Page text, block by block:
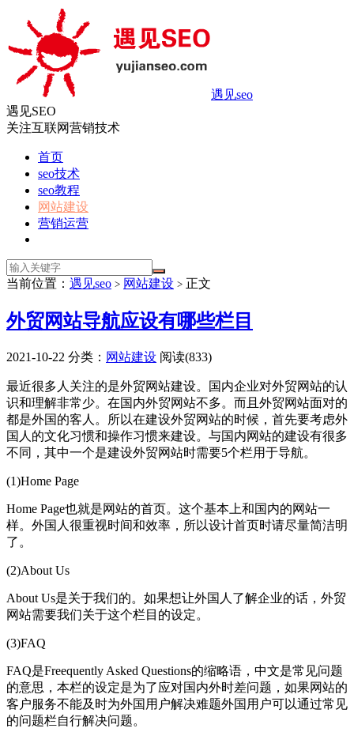
遇见seo
遇见SEO
关注互联网营销技术
首页
seo技术
seo教程
网站建设
营销运营
当前位置： 遇见seo > 网站建设 > 正文
外贸网站导航应设有哪些栏目
2021-10-22 分类： 网站建设 阅读(833)
最近很多人关注的是外贸网站建设。国内企业对外贸网站的认
识和理解非常少。在国内外贸网站不多。而且外贸网站面对的
都是外国的客人。所以在建设外贸网站的时候，首先要考虑外
国人的文化习惯和操作习惯来建设。与国内网站的建设有很多
不同，其中一个是建设外贸网站时需要5个栏用于导航。
(1)Home Page
Home Page也就是网站的首页。这个基本上和国内的网站一
样。外国人很重视时间和效率，所以设计首页时请尽量简洁明
了。
(2)About Us
About Us是关于我们的。如果想让外国人了解企业的话，外贸
网站需要我们关于这个栏目的设定。
(3)FAQ
FAQ是Freequently Asked Questions的缩略语，中文是常见问题
的意思，本栏的设定是为了应对国内外时差问题，如果网站的
客户服务不能及时为外国用户解决难题外国用户可以通过常见
的问题栏自行解决问题。